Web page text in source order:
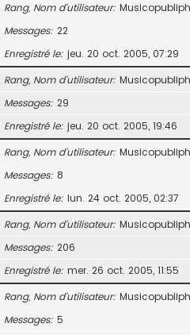
Rang, Nom d’utilisateur
Messages 22
Enregistré le jeu. 20 oct. 2005, 07:29
Rang, Nom d’utilisateur
Messages 29
Enregistré le jeu. 20 oct. 2005, 19:46
Rang, Nom d’utilisateur
Messages 8
Enregistré le lun. 24 oct. 2005, 02:37
Rang, Nom d’utilisateur
Messages 206
Enregistré le mer. 26 oct. 2005, 11:55
Rang, Nom d’utilisateur
Messages 5